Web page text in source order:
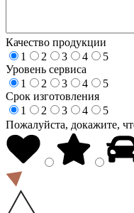
Качество продукции
1
2 3 4
5
Уровень сервиса
1
2 3 4
5
Срок изготовления
1
2 3 4
5
Пожалуйста, докажите,